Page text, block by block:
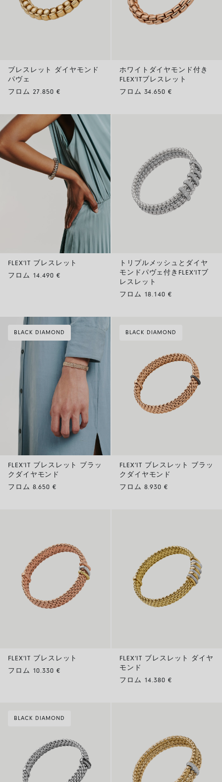
ブレスレット ダイヤモンド
パヴェ
フロム 27.850 €
ホワイトダイヤモンド付き
FLEX’ITブレスレット
フロム 34.650 €
FLEX’IT ブレスレット
フロム 14.490 €
トリプルメッシュとダイヤ
モンドパヴェ付きFLEX’ITブ
レスレット
フロム 18.140 €
BLACK DIAMOND
FLEX’IT ブレスレット ブラッ
クダイヤモンド
フロム 8.650 €
BLACK DIAMOND
FLEX’IT ブレスレット ブラッ
クダイヤモンド
フロム 8.930 €
FLEX’IT ブレスレット
フロム 10.330 €
FLEX’IT ブレスレット ダイヤ
モンド
フロム 14.380 €
BLACK DIAMOND